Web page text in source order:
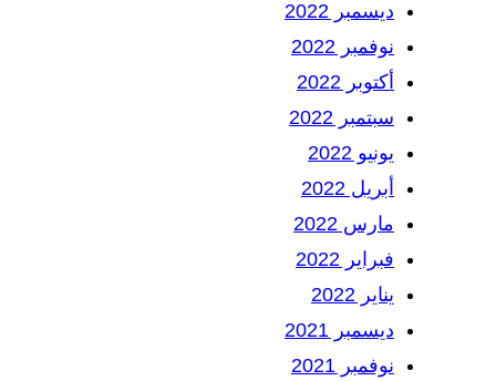
ديسمبر 2022
نوفمبر 2022
أكتوبر 2022
سبتمبر 2022
يونيو 2022
أبريل 2022
مارس 2022
فبراير 2022
يناير 2022
ديسمبر 2021
نوفمبر 2021